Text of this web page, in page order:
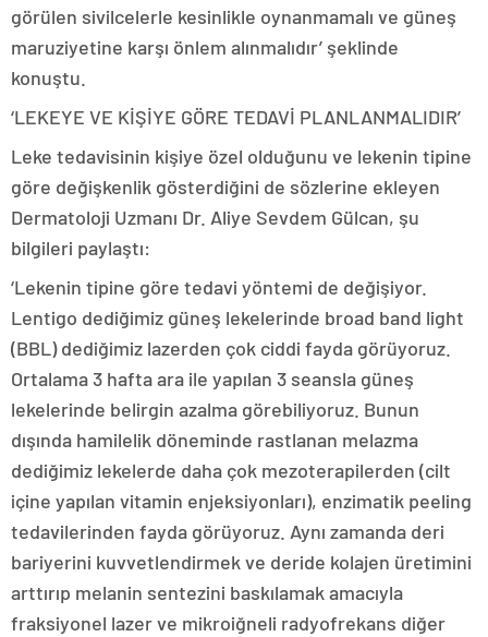
görülen sivilcelerle kesinlikle oynanmamalı ve güneş
maruziyetine karşı önlem alınmalıdır’ şeklinde
konuştu.
‘LEKEYE VE KİŞİYE GÖRE TEDAVİ PLANLANMALIDIR’
Leke tedavisinin kişiye özel olduğunu ve lekenin tipine
göre değişkenlik gösterdiğini de sözlerine ekleyen
Dermatoloji Uzmanı Dr. Aliye Sevdem Gülcan, şu
bilgileri paylaştı:
‘Lekenin tipine göre tedavi yöntemi de değişiyor.
Lentigo dediğimiz güneş lekelerinde broad band light
(BBL) dediğimiz lazerden çok ciddi fayda görüyoruz.
Ortalama 3 hafta ara ile yapılan 3 seansla güneş
lekelerinde belirgin azalma görebiliyoruz. Bunun
dışında hamilelik döneminde rastlanan melazma
dediğimiz lekelerde daha çok mezoterapilerden (cilt
içine yapılan vitamin enjeksiyonları), enzimatik peeling
tedavilerinden fayda görüyoruz. Aynı zamanda deri
bariyerini kuvvetlendirmek ve deride kolajen üretimini
arttırıp melanin sentezini baskılamak amacıyla
fraksiyonel lazer ve mikroiğneli radyofrekans diğer